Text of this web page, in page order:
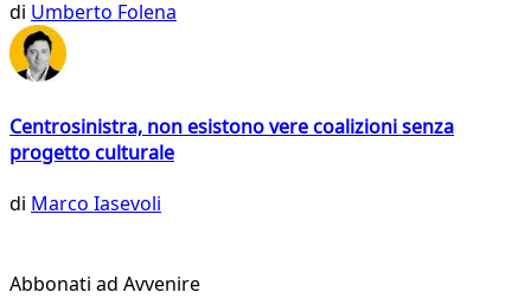
di Umberto Folena
Centrosinistra, non esistono vere coalizioni senza
progetto culturale
di Marco Iasevoli
Abbonati ad Avvenire